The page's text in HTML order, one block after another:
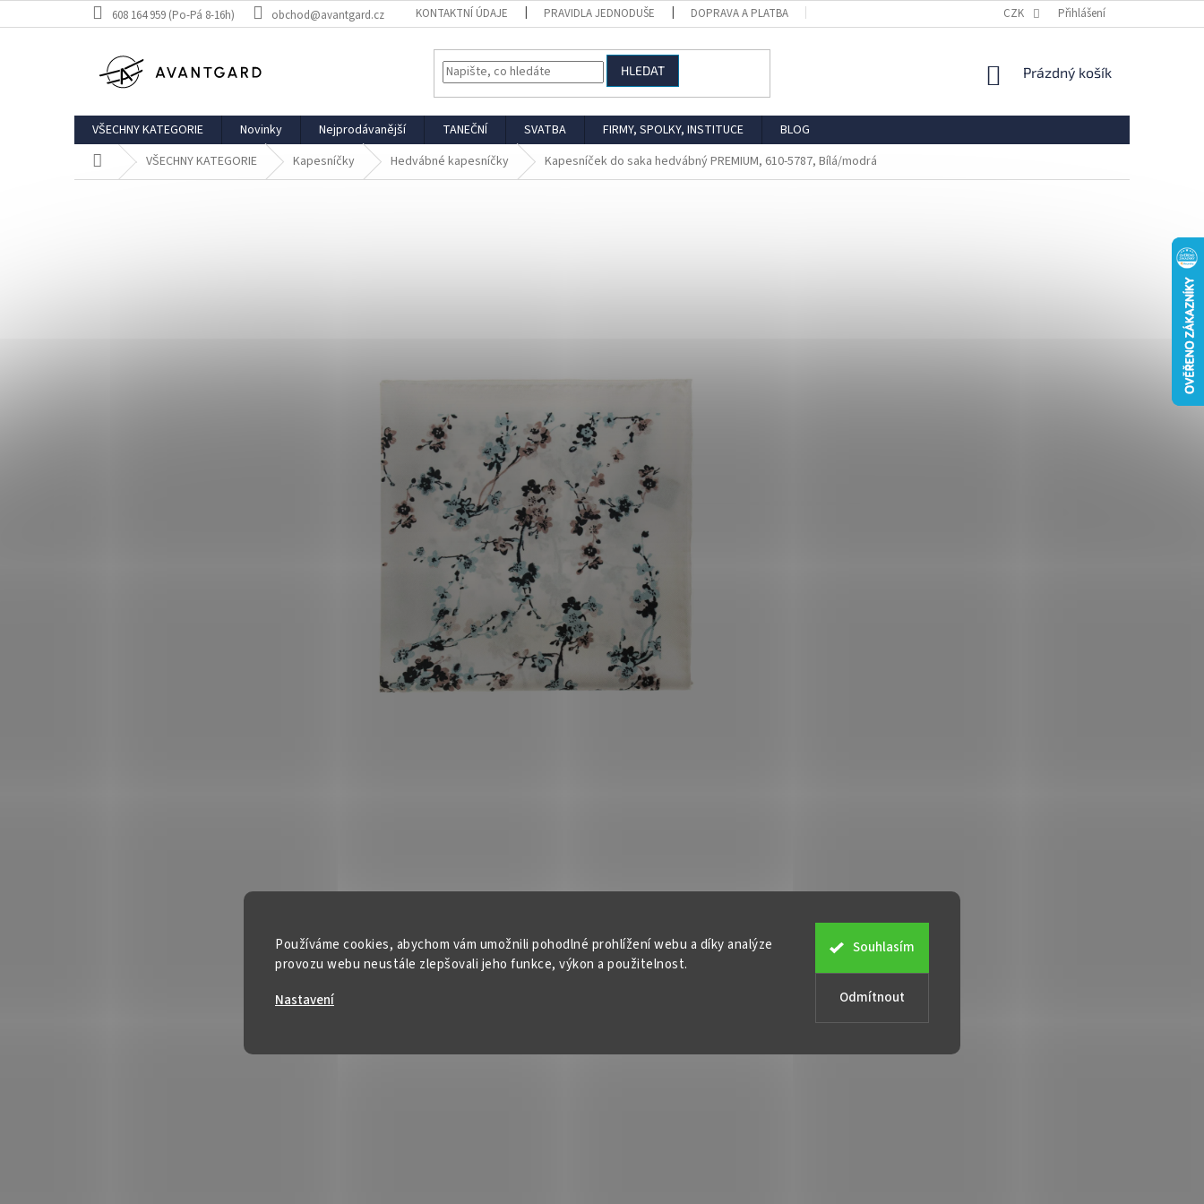
Používáme cookies, abychom vám umožnili pohodlné prohlížení webu a díky analýze
provozu webu neustále zlepšovali jeho funkce, výkon a použitelnost.
Nastavení
Odmítnout
Souhlasím
na
608 164 959 (Po-Pá 8-16h) obchod@avantgard.cz KONTAKTNÍ ÚDAJE PRAVIDLA JEDNODUŠE DOPRAVA A PLATBA REKLAMACE VRÁCENÍ ZBOŽÍ
CZK Přihlášení
HLEDAT
NÁKUPNÍ
Prázdný košík
VŠECHNY KATEGORIE Novinky Nejprodávanější TANEČNÍ SVATBA FIRMY, SPOLKY, INSTITUCE
BLOG
Domů VŠECHNY KATEGORIE Kapesníčky Hedvábné kapesníčky Kapesníček do saka hedvábný PREMIUM, 610-5787, Bílá/modrá